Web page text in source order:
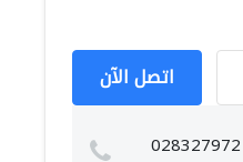
اتصل الآن
028327972